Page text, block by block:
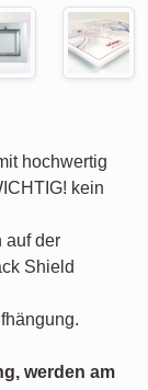
hochwertig
kein
auf der
Shield
werden am